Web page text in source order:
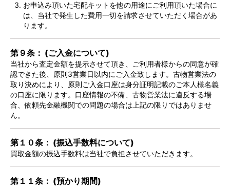
お申込み頂いた宅配キットを他の用途にご利用頂いた場合に
は、当社で発生した費用一切を請求させていただく場合があ
ります。
第９条： (ご入金について)
当社から査定金額を提示させて頂き、ご利用者様からの同意が確
認できた後、原則3営業日以内にご入金致します。古物営業法の
取り決めにより、原則ご入金口座は身分証明記載のご本人様名義
の口座に限ります。口座情報の不備、古物営業法に違反する場
合、依頼先金融機関での問題の場合は上記の限りではありませ
ん。
第１０条： (振込手数料について)
買取金額の振込手数料は当社で負担させていただきます。
第１１条： (預かり期間)